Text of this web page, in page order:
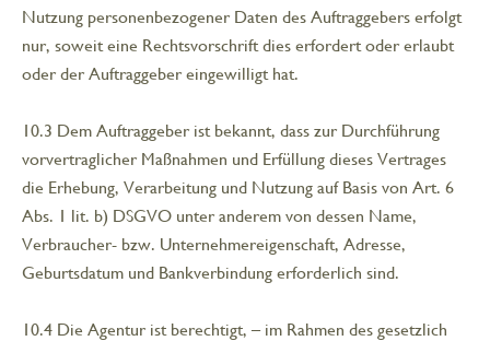
Nutzung personenbezogener Daten des Auftraggebers erfolgt
nur, soweit eine Rechtsvorschrift dies erfordert oder erlaubt
oder der Auftraggeber eingewilligt hat.
10.3 Dem Auftraggeber ist bekannt, dass zur Durchführung
vorvertraglicher Maßnahmen und Erfüllung dieses Vertrages
die Erhebung, Verarbeitung und Nutzung auf Basis von Art. 6
Abs. 1 lit. b) DSGVO unter anderem von dessen Name,
Verbraucher- bzw. Unternehmereigenschaft, Adresse,
Geburtsdatum und Bankverbindung erforderlich sind.
10.4 Die Agentur ist berechtigt, – im Rahmen des gesetzlich